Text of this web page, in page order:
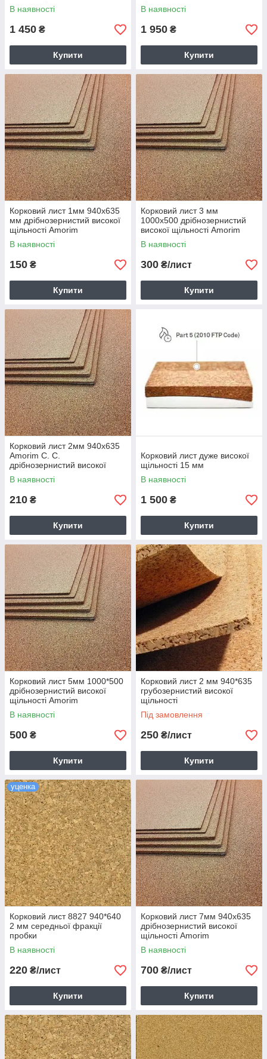
В наявності
1 450 ₴
Купити
В наявності
1 950 ₴
Купити
Корковий лист 1мм 940х635
мм дрібнозернистий високої
щільності Amorim
В наявності
150 ₴
Купити
Корковий лист 3 мм
1000х500 дрібнозернистий
високої щільності Amorim
В наявності
300 ₴/лист
Купити
Корковий лист 2мм 940х635
Amorim C. C.
дрібнозернистий високої
щільності
В наявності
210 ₴
Купити
Корковий лист дуже високої
щільності 15 мм
В наявності
1 500 ₴
Купити
Корковий лист 5мм 1000*500
дрібнозернистий високої
щільності Amorim
В наявності
500 ₴
Купити
Корковий лист 2 мм 940*635
грубозернистий високої
щільності
Під замовлення
250 ₴/лист
Купити
уценка
Корковий лист 8827 940*640
2 мм середньої фракції
пробки
В наявності
220 ₴/лист
Купити
Корковий лист 7мм 940х635
дрібнозернистий високої
щільності Amorim
В наявності
700 ₴/лист
Купити